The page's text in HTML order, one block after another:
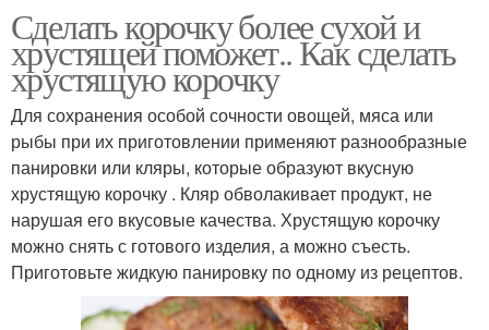
Сделать корочку более сухой и
хрустящей поможет.. Как сделать
хрустящую корочку
Для сохранения особой сочности овощей, мяса или
рыбы при их приготовлении применяют разнообразные
панировки или кляры, которые образуют вкусную
хрустящую корочку . Кляр обволакивает продукт, не
нарушая его вкусовые качества. Хрустящую корочку
можно снять с готового изделия, а можно съесть.
Приготовьте жидкую панировку по одному из рецептов.